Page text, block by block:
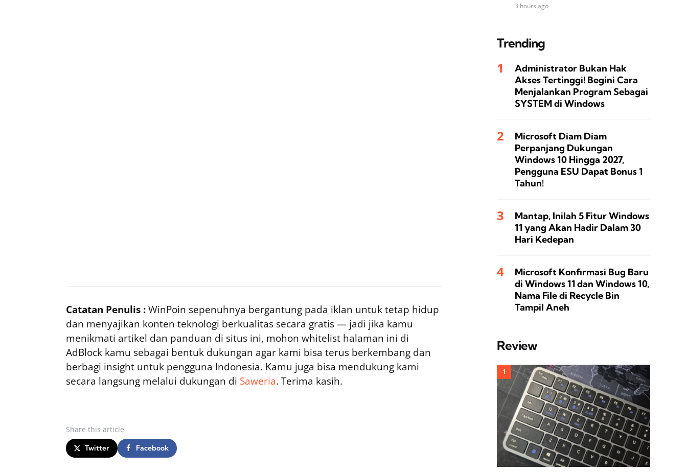
Catatan Penulis :WinPoin sepenuhnya bergantung pada iklan untuk tetap hidup
dan menyajikan konten teknologi berkualitas secara gratis — jadi jika kamu
menikmati artikel dan panduan di situs ini, mohon whitelist halaman ini di
AdBlock kamu sebagai bentuk dukungan agar kami bisa terus berkembang dan
berbagi insight untuk pengguna Indonesia. Kamu juga bisa mendukung kami
secara langsung melalui dukungan di Saweria. Terima kasih.
Share this article
Twitter Facebook
3 hours ago
Trending
Administrator Bukan Hak
Akses Tertinggi! Begini Cara
Menjalankan Program Sebagai
SYSTEM di Windows
Microsoft Diam Diam
Perpanjang Dukungan
Windows 10 Hingga 2027,
Pengguna ESU Dapat Bonus 1
Tahun!
Mantap, Inilah 5 Fitur Windows
11 yang Akan Hadir Dalam 30
Hari Kedepan
Microsoft Konfirmasi Bug Baru
di Windows 11 dan Windows 10,
Nama File di Recycle Bin
Tampil Aneh
Review